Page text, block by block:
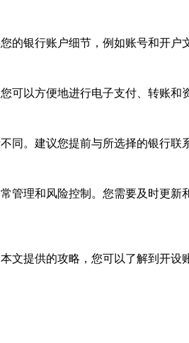
银行账户细节，例如账号和开户
以方便地进行电子支付、转账和
。建议您提前与所选择的银行联
理和风险控制。您需要及时更新
提供的攻略，您可以了解到开设